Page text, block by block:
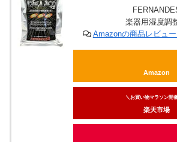
楽器用湿度調
Amazonの商品レビュ
Amazon
＼お買い物マラソン開
楽天市場